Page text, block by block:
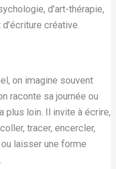
d’art-thérapie,
créative.
on imagine souvent
raconte sa journée ou
plus loin. Il invite à écrire,
tracer, encercler,
laisser une forme